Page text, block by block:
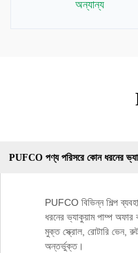
অন্যান্য
PUFCO পণ্য পরিসরে কোন ধরনের
PUFCO বিভিন্ন শিল্প
ধরনের ভ্যাকুয়াম পাম্প
মুক্ত স্ক্রোল, রোটারি ভেন,
অন্তর্ভুক্ত।